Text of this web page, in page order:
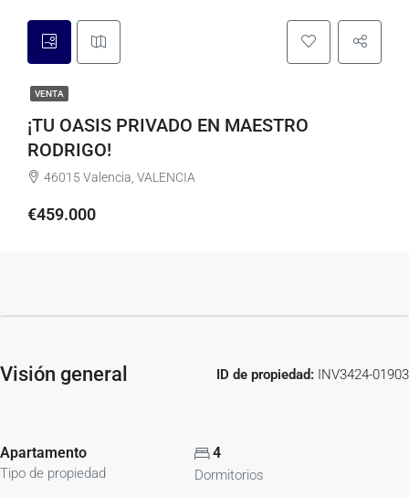
VENTA
¡TU OASIS PRIVADO EN MAESTRO
RODRIGO!
46015 Valencia, VALENCIA
€459.000
Visión general ID de propiedad: INV3424-01903
Apartamento
Tipo de propiedad
4
Dormitorios